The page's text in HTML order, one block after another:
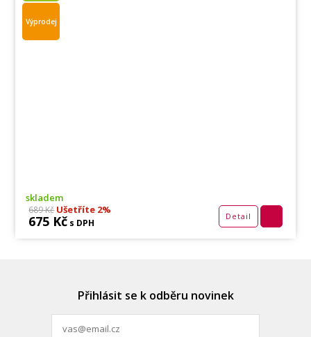
Výprodej
skladem
689 KčUšetříte 2%
675 Kč s DPH
Detail
Přihlásit se k odběru novinek